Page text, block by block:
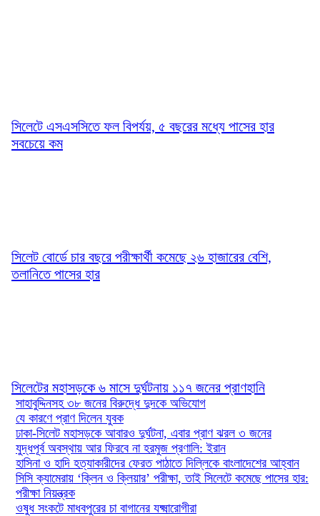
সিলেটে এসএসসিতে ফল বিপর্যয়, ৫ বছরের মধ্যে পাসের হার
সবচেয়ে কম
সিলেট বোর্ডে চার বছরে পরীক্ষার্থী কমেছে ২৬ হাজারের বেশি,
তলানিতে পাসের হার
সিলেটের মহাসড়কে ৬ মাসে দুর্ঘটনায় ১১৭ জনের প্রাণহানি
সাহাবুদ্দিনসহ ৩৮ জনের বিরুদ্ধে দুদকে অভিযোগ
যে কারণে প্রাণ দিলেন যুবক
ঢাকা-সিলেট মহাসড়কে আবারও দুর্ঘটনা, এবার প্রাণ ঝরল ৩ জনের
যুদ্ধপূর্ব অবস্থায় আর ফিরবে না হরমুজ প্রণালি: ইরান
হাসিনা ও হাদি হত্যাকারীদের ফেরত পাঠাতে দিল্লিকে বাংলাদেশের আহ্বান
সিসি ক্যামেরায় ‘ক্লিন ও ক্লিয়ার’ পরীক্ষা, তাই সিলেটে কমেছে পাসের হার:
পরীক্ষা নিয়ন্ত্রক
ওষুধ সংকটে মাধবপুরের চা বাগানের যক্ষ্মারোগীরা